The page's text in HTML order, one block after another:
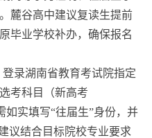
麓谷高中建议复读生提前
毕业学校补办，确保报名
登录湖南省教育考试院指定
考科目（新高考
如实填写“往届生”身份，并
议结合目标院校专业要求